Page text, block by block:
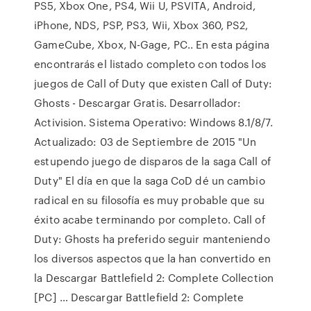
PS5, Xbox One, PS4, Wii U, PSVITA, Android,
iPhone, NDS, PSP, PS3, Wii, Xbox 360, PS2,
GameCube, Xbox, N-Gage, PC.. En esta página
encontrarás el listado completo con todos los
juegos de Call of Duty que existen Call of Duty:
Ghosts - Descargar Gratis. Desarrollador:
Activision. Sistema Operativo: Windows 8.1/8/7.
Actualizado: 03 de Septiembre de 2015 "Un
estupendo juego de disparos de la saga Call of
Duty" El día en que la saga CoD dé un cambio
radical en su filosofía es muy probable que su
éxito acabe terminando por completo. Call of
Duty: Ghosts ha preferido seguir manteniendo
los diversos aspectos que la han convertido en
la Descargar Battlefield 2: Complete Collection
[PC] … Descargar Battlefield 2: Complete